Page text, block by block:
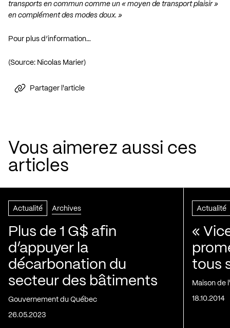
transports en commun comme un « moyen de transport plaisir »
en complément des modes doux. »
Pour plus d’information…
(Source: Nicolas Marier)
Partager l'article
Vous aimerez aussi ces
articles
Actualité Archives
Plus de 1 G$ afin
d’appuyer la
décarbonation du
secteur des bâtiments
Gouvernement du Québec
26.05.2023
Actualité
«
tous
Maison de
18.10.2014